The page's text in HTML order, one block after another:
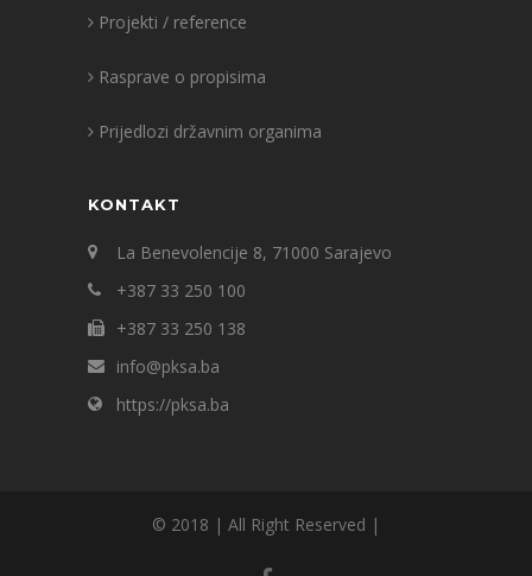
Projekti / reference
Rasprave o propisima
Prijedlozi državnim organima
KONTAKT
La Benevolencije 8, 71000 Sarajevo
+387 33 250 100
+387 33 250 138
info@pksa.ba
https://pksa.ba
© 2018 | All Right Reserved |